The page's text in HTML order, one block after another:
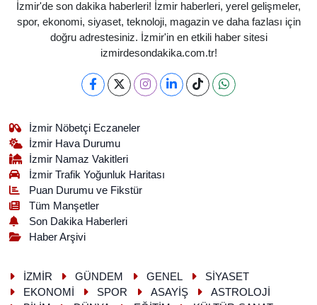
İzmir'de son dakika haberleri! İzmir haberleri, yerel gelişmeler,
spor, ekonomi, siyaset, teknoloji, magazin ve daha fazlası için
doğru adrestesiniz. İzmir'in en etkili haber sitesi
izmirdesondakika.com.tr!
İzmir Nöbetçi Eczaneler
İzmir Hava Durumu
İzmir Namaz Vakitleri
İzmir Trafik Yoğunluk Haritası
Puan Durumu ve Fikstür
Tüm Manşetler
Son Dakika Haberleri
Haber Arşivi
İZMİR GÜNDEM GENEL
SİYASET
EKONOMİ
SPOR ASAYİŞ
ASTROLOJİ